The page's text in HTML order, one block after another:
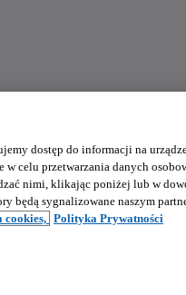
dostęp do informacji na
celu przetwarzania danych
nimi, klikając poniżej lub w
będą sygnalizowane naszym
cookies, Polityka Prywatności